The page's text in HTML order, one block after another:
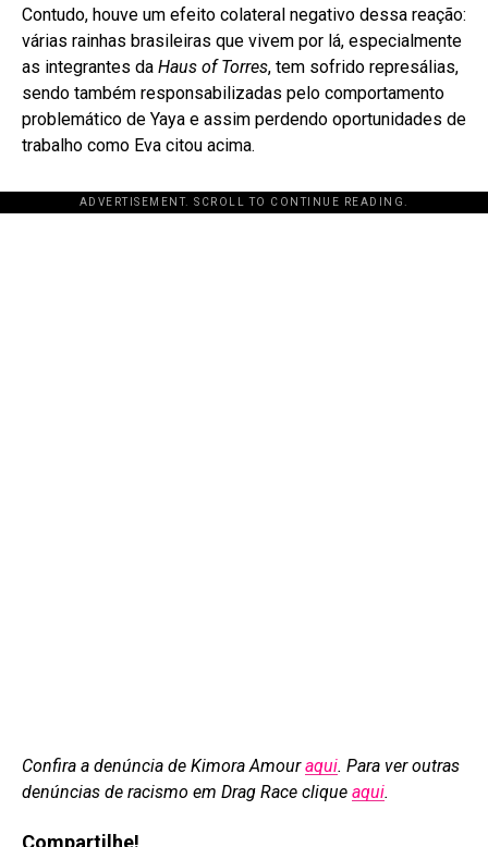
Contudo, houve um efeito colateral negativo dessa reação:
várias rainhas brasileiras que vivem por lá, especialmente
as integrantes da Haus of Torres, tem sofrido represálias,
sendo também responsabilizadas pelo comportamento
problemático de Yaya e assim perdendo oportunidades de
trabalho como Eva citou acima.
ADVERTISEMENT. SCROLL TO CONTINUE READING.
Confira a denúncia de Kimora Amouraqui. Para ver outras
denúncias de racismo em Drag Race clique aqui.
Compartilhe!